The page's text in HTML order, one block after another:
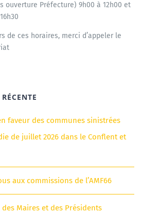
ouverture Préfecture) 9h00 à 12h00 et
de ces horaires, merci d’appeler le
faveur des communes sinistrées
de juillet 2026 dans le Conflent et
aux commissions de l’AMF66
Maires et des Présidents